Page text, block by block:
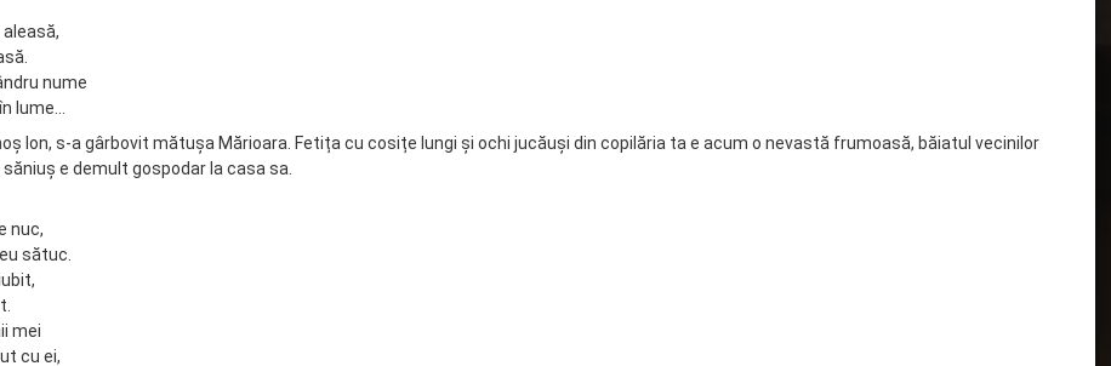
nume
lume…
Ion, s-a gârbovit mătușa Mărioara. Fetița cu cosițe lungi și ochi jucăuși din copilăria ta e acum o nevastă frumoasă, băiatul vecinilor
e demult gospodar la casa sa.
nuc,
sătuc.
mei
cu ei,